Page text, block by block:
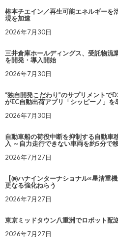
椿本チエイン／再生可能エネルギーを
現を加速
2026年7月30日
三井倉庫ホールディングス、受託物流
を開発・導入開始
2026年7月30日
“独自開発こだわり”のサプリメントで
がEC自動出荷アプリ「シッピーノ」を
2026年7月30日
自動車船の荷役中断を抑制する自動車
入 ～自力走行できない車両を約5分で
2026年7月27日
【㈱ハナインターナショナル×星清重
更なる強化ねらう
2026年7月27日
東京ミッドタウン八重洲でロボット配
2026年7月27日